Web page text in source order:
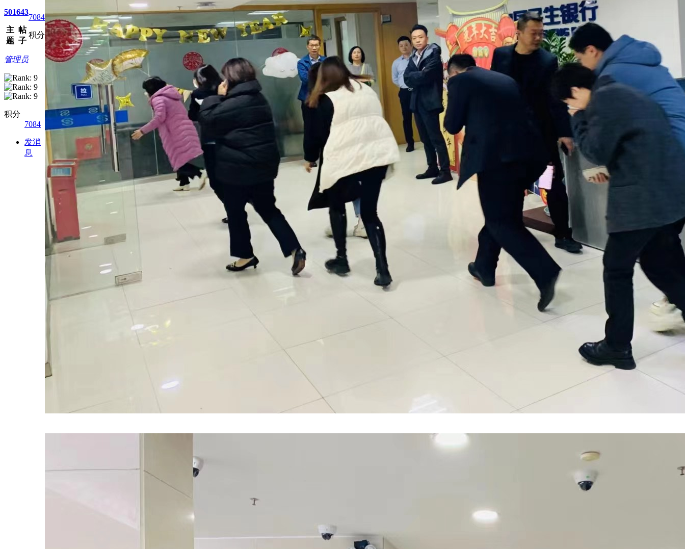
501
主
题
643
帖
子
7084
积分
管理员
积分
7084
发消
息